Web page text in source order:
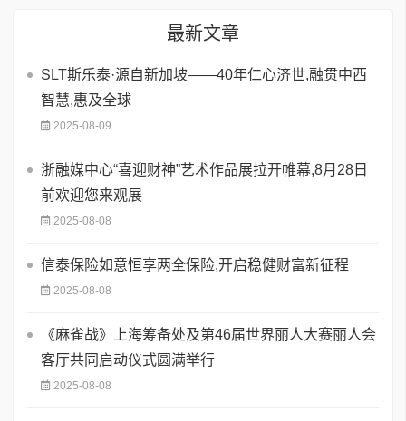
最新文章
SLT斯乐泰·源自新加坡——40年仁心济世,融贯中西
智慧,惠及全球
2025-08-09
浙融媒中心“喜迎财神”艺术作品展拉开帷幕,8月28日
前欢迎您来观展
2025-08-08
信泰保险如意恒享两全保险,开启稳健财富新征程
2025-08-08
《麻雀战》上海筹备处及第46届世界丽人大赛丽人会
客厅共同启动仪式圆满举行
2025-08-08